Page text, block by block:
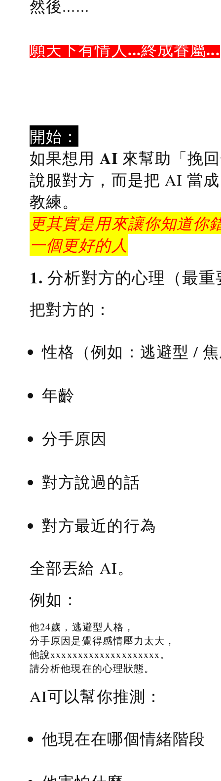
然後......
願天下有情人...終成眷屬...
開始：
如果想用 AI 來幫助「挽
說服對方，而是把 AI 當
教練。
更其實是用來讓你知道你
一個更好的人
1. 分析對方的心理（最
把對方的：
性格（例如：逃避型 /
年齡
分手原因
對方說過的話
對方最近的行為
全部丟給 AI。
例如：
他24歲，逃避型人格，
分手原因是覺得感情壓力太大，
他說xxxxxxxxxxxxxxxxxxxx。
請分析他現在的心理狀態。
AI可以幫你推測：
他現在在哪個情緒階段